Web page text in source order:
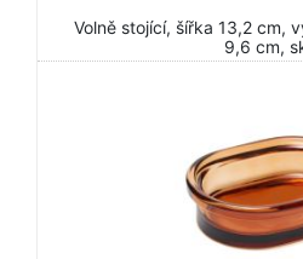
Volně stojící, šířka 13,2 cm,
9,6 cm,